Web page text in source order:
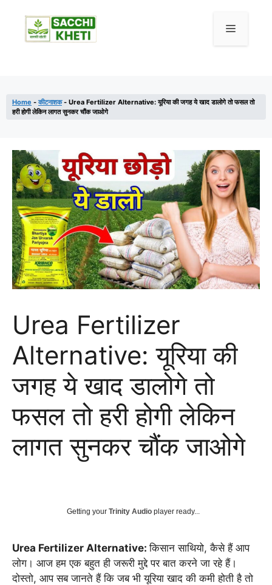
content
Menu
Home - कीटनाशक- Urea Fertilizer Alternative: यूरिया की जगह ये खाद डालोगे तो फसल तो
हरी होगी लेकिन लागत सुनकर चौंक जाओगे
Urea Fertilizer
Alternative: यूरिया की
जगह ये खाद डालोगे तो
फसल तो हरी होगी लेकिन
लागत सुनकर चौंक जाओगे
Getting your Trinity Audio player ready...
Urea Fertilizer Alternative:किसान साथियो, कैसे हैं आप
लोग। आज हम एक बहुत ही जरूरी मुद्दे पर बात करने जा रहे हैं।
दोस्तो, आप सब जानते हैं कि जब भी यूरिया खाद की कमी होती है तो